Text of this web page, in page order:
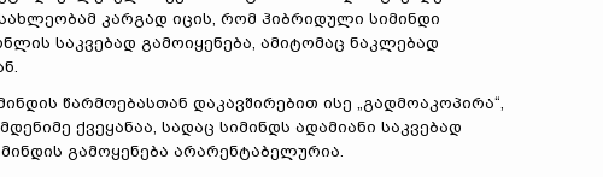
კარგად იცის, რომ ჰიბრიდული სიმინდი
საკვებად გამოიყენება, ამიტომაც ნაკლებად
წარმოებასთან დაკავშირებით ისე „გადმოაკოპირა“,
ქვეყანაა, სადაც სიმინდს ადამიანი საკვებად
გამოყენება არარენტაბელურია.